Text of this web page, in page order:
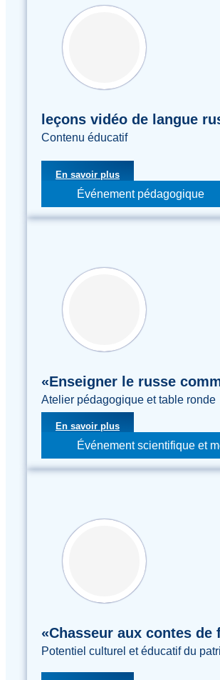
leçons vidéo de langue
Contenu éducatif
En savoir plus
Événement pédagogique
«Enseigner le russe
Atelier pédagogique et table ronde
En savoir plus
Événement scientifique et
«Chasseur aux contes de
Potentiel culturel et éducatif du